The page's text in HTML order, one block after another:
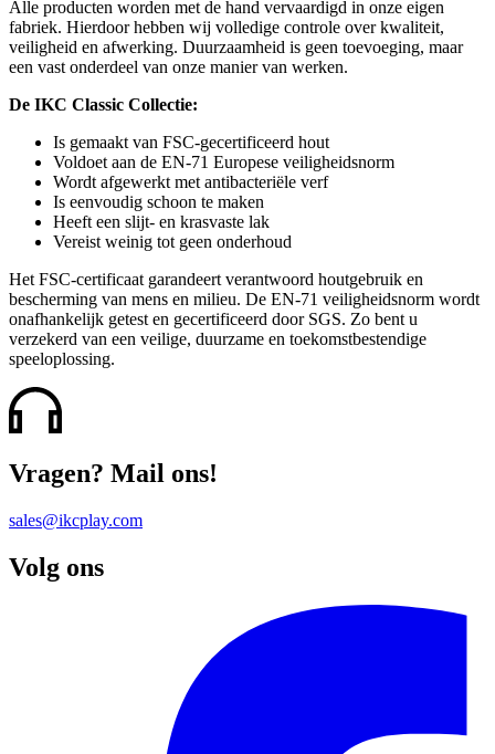
Alle producten worden met de hand vervaardigd in onze eigen
fabriek. Hierdoor hebben wij volledige controle over kwaliteit,
veiligheid en afwerking. Duurzaamheid is geen toevoeging, maar
een vast onderdeel van onze manier van werken.
De IKC Classic Collectie:
Is gemaakt van FSC-gecertificeerd hout
Voldoet aan de EN-71 Europese veiligheidsnorm
Wordt afgewerkt met antibacteriële verf
Is eenvoudig schoon te maken
Heeft een slijt- en krasvaste lak
Vereist weinig tot geen onderhoud
Het FSC-certificaat garandeert verantwoord houtgebruik en
bescherming van mens en milieu. De EN-71 veiligheidsnorm wordt
onafhankelijk getest en gecertificeerd door SGS. Zo bent u
verzekerd van een veilige, duurzame en toekomstbestendige
speeloplossing.
Vragen? Mail ons!
sales@ikcplay.com
Volg ons